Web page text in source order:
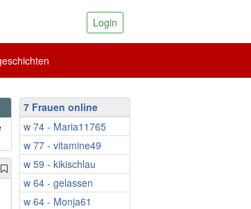
Login
7 Frauen online
w 74 - Maria11765
w 77 - vitamine49
w 59 - kikischlau
w 64 - gelassen
w 64 - Monja61